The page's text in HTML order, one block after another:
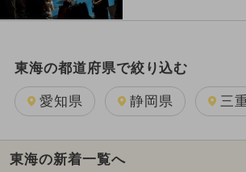
東海の都道府県で絞り込む
愛知県 静岡県 三
東海の新着一覧へ